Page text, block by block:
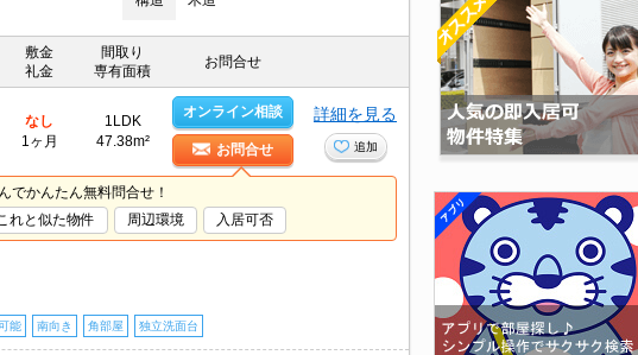
敷金
礼金
間取り
専有面積
お問合せ
なし
1ヶ月
1LDK
47.38m²
オンライン相談
お問合せ
詳細を見る
追加
でかんたん無料問合せ！
これと似た物件 周辺環境 入居可否
能 南向き 角部屋 独立洗面台